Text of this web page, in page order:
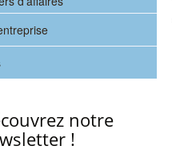
notre
!